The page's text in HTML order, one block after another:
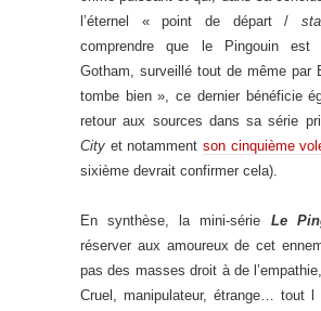
l’éternel « point de départ /
comprendre que le Pingouin
Gotham, surveillé tout de même par
tombe bien », ce dernier bénéficie
retour aux sources dans sa série
City et notamment son cinquième
sixième devrait confirmer cela).
En synthèse, la mini-série Le
réserver aux amoureux de cet
pas des masses droit à de
Cruel, manipulateur, étrange… tout l